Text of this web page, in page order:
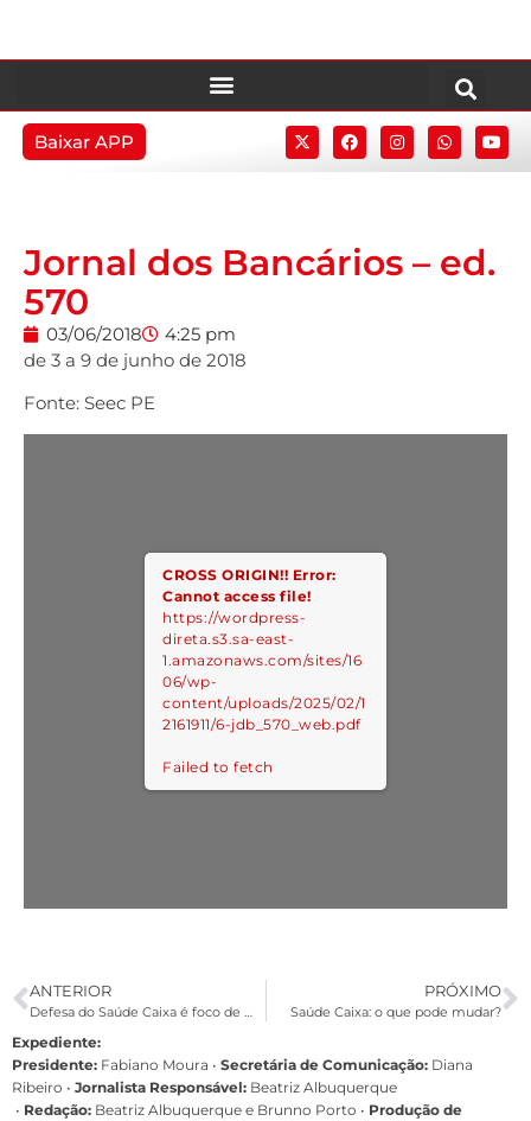
Baixar APP
Jornal dos Bancários – ed.
570
03/06/2018
4:25 pm
de 3 a 9 de junho de 2018
Fonte: Seec PE
CROSS ORIGIN!! Error:
Cannot access file!
https://wordpress-
direta.s3.sa-east-
1.amazonaws.com/sites/16
06/wp-
content/uploads/2025/02/1
2161911/6-jdb_570_web.pdf
Failed to fetch
ANTERIOR PRÓXIMO
Saúde Caixa: o que pode mudar?
Expediente:
Presidente: Fabiano Moura • Secretária de Comunicação: Diana
Ribeiro • Jornalista Responsável: Beatriz Albuquerque
• Redação: Beatriz Albuquerque e Brunno Porto • Produção de